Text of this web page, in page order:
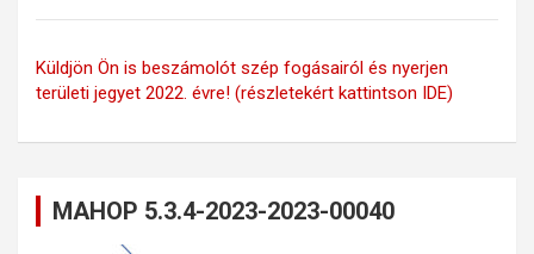
Küldjön Ön is beszámolót szép fogásairól és nyerjen
területi jegyet 2022. évre! (részletekért kattintson IDE)
MAHOP 5.3.4-2023-2023-00040